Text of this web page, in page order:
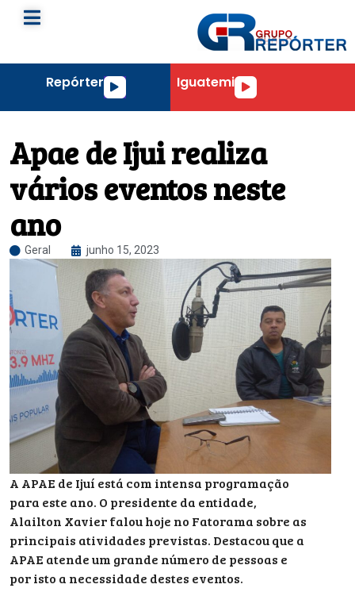
RepórterTocador
IguatemiTocador
Apae de Ijui realiza
vários eventos neste
ano
Geral junho 15, 2023
A APAE de Ijuí está com intensa programação
para este ano. O presidente da entidade,
Alailton Xavier falou hoje no Fatorama sobre as
principais atividades previstas. Destacou que a
APAE atende um grande número de pessoas e
por isto a necessidade destes eventos.